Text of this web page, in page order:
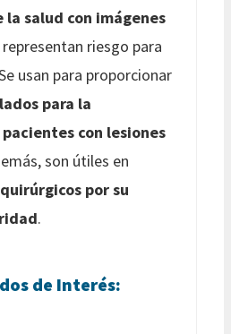
salud con imágenes
riesgo para
usan para proporcionar
para la
con lesiones
son útiles en
por su
.
de Interés: